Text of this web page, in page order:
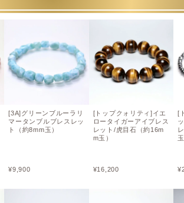
[3A]グリーンブルーラリ
マータンブルブレスレッ
ト（約8mm玉）
¥9,900
[トップクォリティ]イエ
ロータイガーアイブレス
レット/虎目石（約16m
m玉）
¥16,200
[
¥